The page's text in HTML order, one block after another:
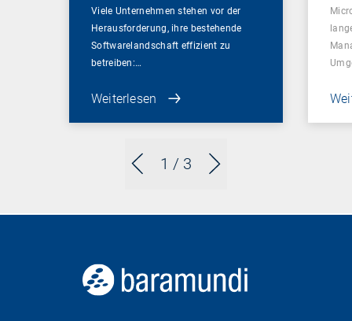
1 / 3
Viele Unternehmen stehen vor der
Herausforderung, ihre bestehende
Softwarelandschaft effizient zu
betreiben:…
Weiterlesen